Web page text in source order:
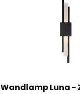
Wandlamp Luna -